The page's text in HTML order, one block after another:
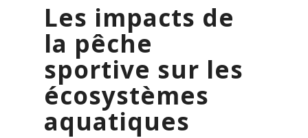
Les impacts de
la pêche
sportive sur les
écosystèmes
aquatiques